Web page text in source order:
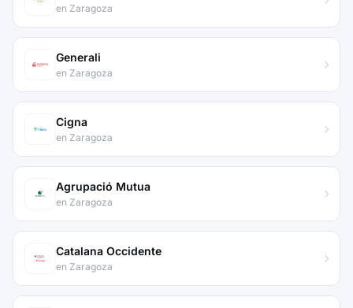
en Zaragoza
Generali
en Zaragoza
Cigna
en Zaragoza
Agrupació Mutua
en Zaragoza
Catalana Occidente
en Zaragoza